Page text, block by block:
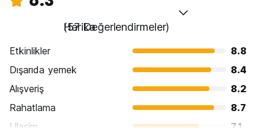
Harika
(57 Değerlendirmeler)
Etkinlikler
8.8
Dışarıda yemek
8.4
Alışveriş
8.2
Rahatlama
8.7
Ulasim
7.1